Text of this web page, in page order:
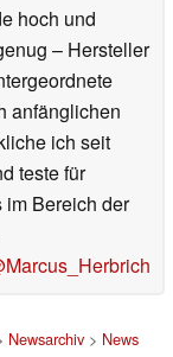
liegt seit
ist die
hoch und
– Hersteller
anfänglichen
ich seit
teste für